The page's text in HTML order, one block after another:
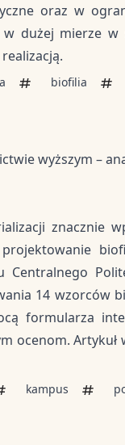
oraz w
dużej mierze
biofilia
wyższym –
znacznie
14 wzorców
formularza
ocenom.
kampus